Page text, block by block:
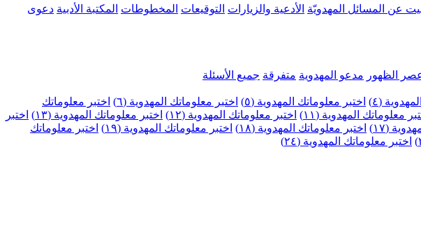
عن المسائل المهدويّة الأدعية والزيارات التوقيعات المخطوطات المكتبة الأدبية دعوى
الظهور مدعو المهدوية متفرقة جميع الأسئلة
(٤) اختبر معلوماتك المهدوية (٥) اختبر معلوماتك المهدوية (٦)
اختبر معلوماتك
معلوماتك المهدوية (١١) اختبر معلوماتك المهدوية (١٢) اختبر معلوماتك المهدوية (١٣)
اختبر
(١٧) اختبر معلوماتك المهدوية (١٨) اختبر معلوماتك المهدوية (١٩)
اختبر معلوماتك
اختبر معلوماتك المهدوية (٢٤)